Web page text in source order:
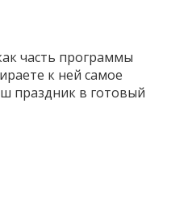
часть программы
к ней самое
праздник в готовый